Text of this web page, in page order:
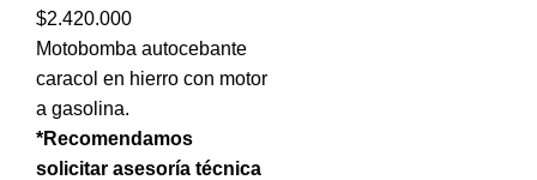
$2.420.000
Motobomba autocebante
caracol en hierro con motor
a gasolina.
*Recomendamos
solicitar asesoría técnica